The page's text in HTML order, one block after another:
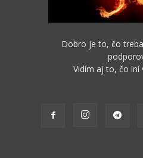
Dobro je to, čo
Vidím aj to, čo iní